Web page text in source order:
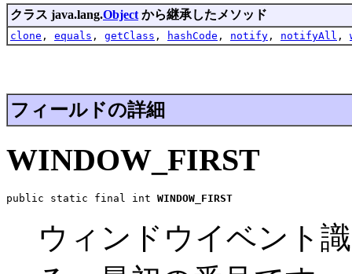
クラス java.lang.Object から継承したメソッド
clone , equals , getClass , hashCode , notify , notifyAll ,
フィールドの詳細
WINDOW_FIRST
public static final int WINDOW_FIRST
ウィンドウイベント